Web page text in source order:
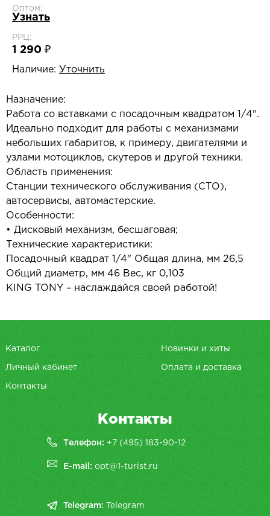
Оптом:
Узнать
РРЦ:
1 290 ₽
Наличие: Уточнить
Назначение:
Работа со вставками с посадочным квадратом 1/4".
Идеально подходит для работы с механизмами
небольших габаритов, к примеру, двигателями и
узлами мотоциклов, скутеров и другой техники.
Область применения:
Станции технического обслуживания (СТО),
автосервисы, автомастерские.
Особенности:
• Дисковый механизм, бесшаговая;
Технические характеристики:
Посадочный квадрат 1/4" Общая длина, мм 26,5
Общий диаметр, мм 46 Вес, кг 0,103
KING TONY – наслаждайся своей работой!
Каталог Новинки и хиты
Личный кабинет Оплата и доставка
Контакты
Контакты
Телефон: +7 (495) 183-90-12
E-mail:opt@1-turist.ru
Telegram: Telegram